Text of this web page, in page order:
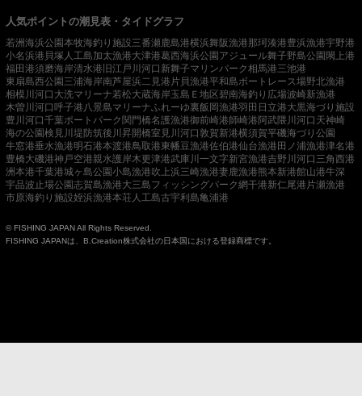
人気ポイントの潮見表・タイドグラフ
若洲海浜公園本牧海釣り施設三番瀬 鹿島港横浜舞阪漁港那珂湊港豊浜漁港宇野港
小名浜港 貝塚人工島加太漁港大津港葛西海浜公園アジュール舞子野島公園閖上港
福田港須磨海岸清水港 旧江戸川河口 新舞子マリンパーク相馬港三池港
東扇島西公園三浦海岸南芦屋浜二見港 片貝漁港平和島ボートレース場野北漁港
相模川河口 大洗マリーナ若松大蔵海岸玉島Ｅ地区碧南海釣り広場波崎新漁港
木曽川河口呼子港 八景島マリーナふれーゆ裏飯岡漁港羽田 日立港大黒海づり施設
豊川河口千葉ポートパーク関門橋名護漁港御前崎港師崎港阿武隈川河口 天神崎
海の公園検見川堤防筑後川昇開橋室見川河口敦賀新港横須賀平磯海づり公園
牛窓港垂水漁港明石港本渡港鳥取港東幡豆漁港佐伯港仙台漁港田ノ浦漁港津名港
豊橋大磯港神戸空港親水護岸木更津港武庫川一文字新宮漁港吉野川河口 三角西港
洲本港千葉港城ヶ島公園小島漁港吹上浜三崎漁港妻鹿漁港熊本新港館山港牛深
宇品波止場公園志賀島漁港大三島フィッシングパーク網干港新仁尾港 片瀬漁港
市原海釣り施設姪浜漁港本荘人工島古宇利島亀浦港
© FISHING JAPAN All Rights Reserved.
FISHING JAPANは、B.Creation株式会社の日本国における登録商標です。